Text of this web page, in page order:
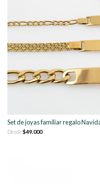
Set de joyas familiar regalo
Desde$49.000